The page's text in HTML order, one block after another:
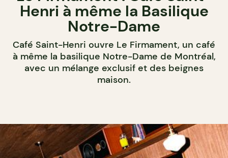
Henri à même la Basilique
Notre-Dame
Café Saint-Henri ouvre Le Firmament, un café
à même la basilique Notre-Dame de Montréal,
avec un mélange exclusif et des beignes
maison.